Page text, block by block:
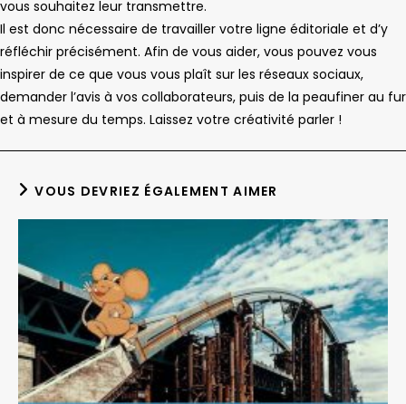
vous souhaitez leur transmettre.
Il est donc nécessaire de travailler votre ligne éditoriale et d’y
réfléchir précisément. Afin de vous aider, vous pouvez vous
inspirer de ce que vous vous plaît sur les réseaux sociaux,
demander l’avis à vos collaborateurs, puis de la peaufiner au fur
et à mesure du temps. Laissez votre créativité parler !
VOUS DEVRIEZ ÉGALEMENT AIMER